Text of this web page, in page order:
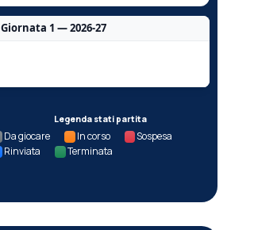
Giornata 1 — 2026-27
Legenda stati partita
Da giocare In corso
Sospesa
Rinviata
Terminata